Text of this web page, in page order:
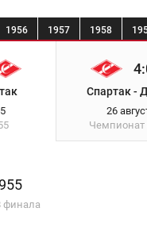
1956 1957 1958
Спартак -
26
финала